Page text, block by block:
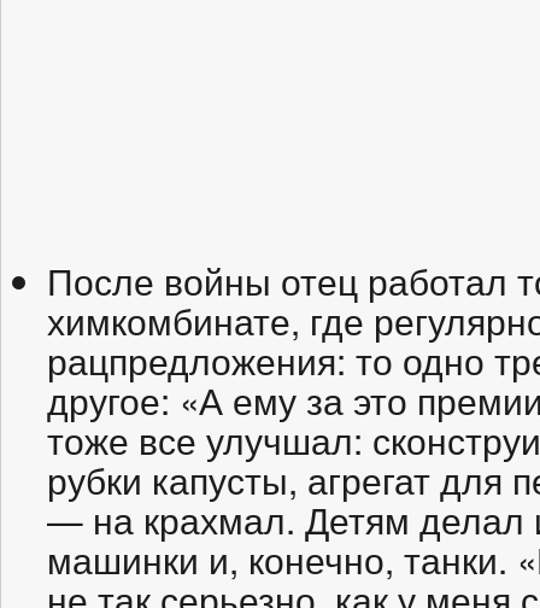
После войны отец работал
химкомбинате, где
рацпредложения: то одно
другое: «А ему за это
тоже все улучшал:
рубки капусты, агрегат для
— на крахмал. Детям делал
машинки и, конечно, танки.